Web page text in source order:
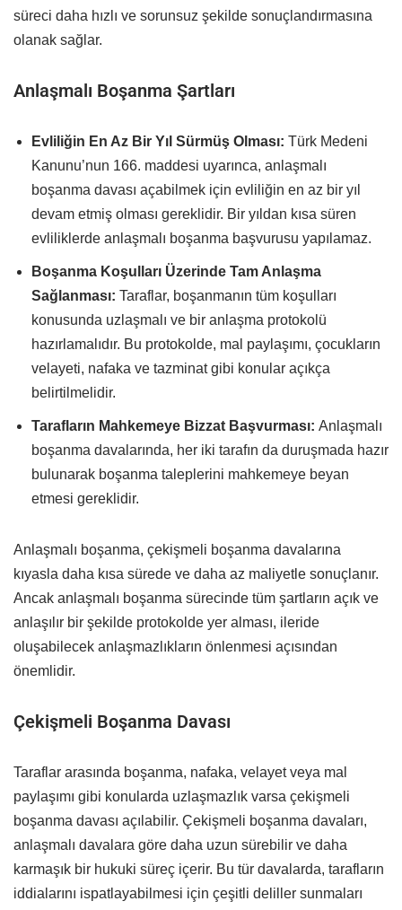
süreci daha hızlı ve sorunsuz şekilde sonuçlandırmasına
olanak sağlar.
Anlaşmalı Boşanma Şartları
Evliliğin En Az Bir Yıl Sürmüş Olması: Türk Medeni
Kanunu’nun 166. maddesi uyarınca, anlaşmalı
boşanma davası açabilmek için evliliğin en az bir yıl
devam etmiş olması gereklidir. Bir yıldan kısa süren
evliliklerde anlaşmalı boşanma başvurusu yapılamaz.
Boşanma Koşulları Üzerinde Tam Anlaşma
Sağlanması: Taraflar, boşanmanın tüm koşulları
konusunda uzlaşmalı ve bir anlaşma protokolü
hazırlamalıdır. Bu protokolde, mal paylaşımı, çocukların
velayeti, nafaka ve tazminat gibi konular açıkça
belirtilmelidir.
Tarafların Mahkemeye Bizzat Başvurması: Anlaşmalı
boşanma davalarında, her iki tarafın da duruşmada hazır
bulunarak boşanma taleplerini mahkemeye beyan
etmesi gereklidir.
Anlaşmalı boşanma, çekişmeli boşanma davalarına
kıyasla daha kısa sürede ve daha az maliyetle sonuçlanır.
Ancak anlaşmalı boşanma sürecinde tüm şartların açık ve
anlaşılır bir şekilde protokolde yer alması, ileride
oluşabilecek anlaşmazlıkların önlenmesi açısından
önemlidir.
Çekişmeli Boşanma Davası
Taraflar arasında boşanma, nafaka, velayet veya mal
paylaşımı gibi konularda uzlaşmazlık varsa çekişmeli
boşanma davası açılabilir. Çekişmeli boşanma davaları,
anlaşmalı davalara göre daha uzun sürebilir ve daha
karmaşık bir hukuki süreç içerir. Bu tür davalarda, tarafların
iddialarını ispatlayabilmesi için çeşitli deliller sunmaları